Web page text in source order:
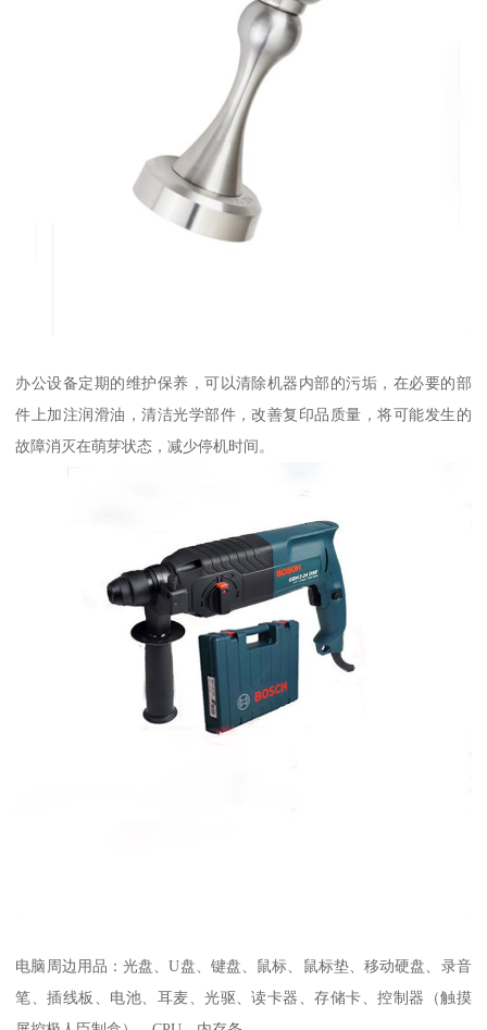
办公设备定期的维护保养，可以清除机器内部的污垢，在必要的部
件上加注润滑油，清洁光学部件，改善复印品质量，将可能发生的
故障消灭在萌芽状态，减少停机时间。
电脑周边用品：光盘、U盘、键盘、鼠标、鼠标垫、移动硬盘、录音
笔、插线板、电池、耳麦、光驱、读卡器、存储卡、控制器（触摸